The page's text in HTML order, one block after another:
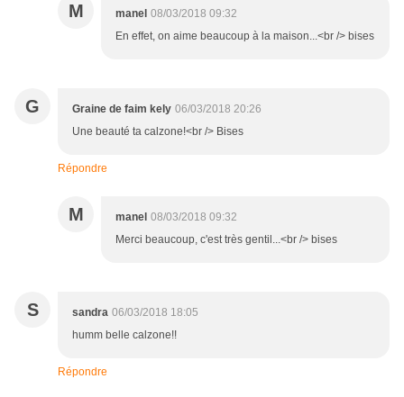
M manel 08/03/2018 09:32
En effet, on aime beaucoup à la maison...<br /> bises
G Graine de faim kely 06/03/2018 20:26
Une beauté ta calzone!<br /> Bises
Répondre
M manel 08/03/2018 09:32
Merci beaucoup, c'est très gentil...<br /> bises
S sandra 06/03/2018 18:05
humm belle calzone!!
Répondre